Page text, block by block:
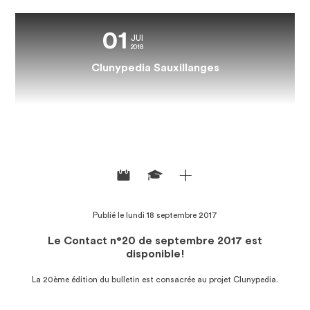
nouvelles technologies pour mieux comprendre le phénomène
Assemblées générales 2020 et présentation du pré-dossier de
01 JUI
2018
Clunypedia Sauxillanges
Publié le lundi 18 septembre 2017
Le Contact n°20 de septembre 2017 est
disponible!
La 20ème édition du bulletin est consacrée au projet Clunypedia.